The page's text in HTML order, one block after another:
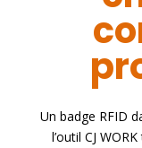
Un badge RFID
l’outil CJ